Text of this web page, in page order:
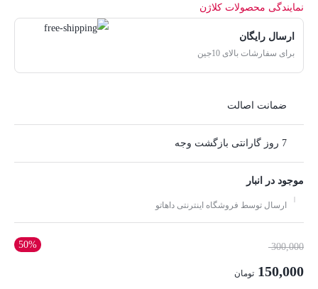
نمایندگی محصولات کلاژن
ارسال رایگان
برای سفارشات بالای 10جین
ضمانت اصالت
7 روز گارانتی بازگشت وجه
موجود در انبار
ارسال توسط فروشگاه اینترنتی داهاتو
50% 300,000
150,000 تومان